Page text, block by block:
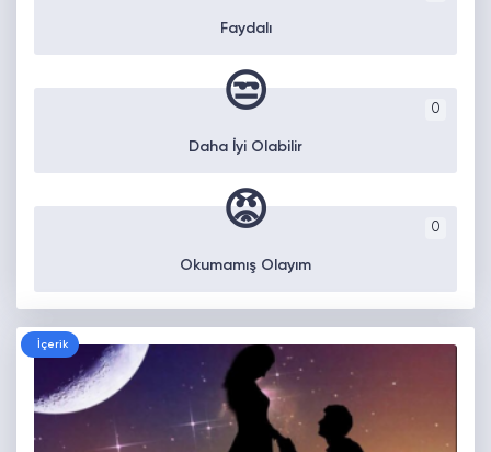
Faydalı
0
😒
Daha İyi Olabilir
0
😡
Okumamış Olayım
İçerik